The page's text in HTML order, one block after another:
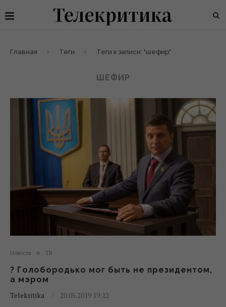
Главная Теги Теги к записи: "шефир"
ШЕФИР
Новости ТВ
? Голобородько мог быть не президентом,
а мэром
Telekritika
20.05.2019 19:12